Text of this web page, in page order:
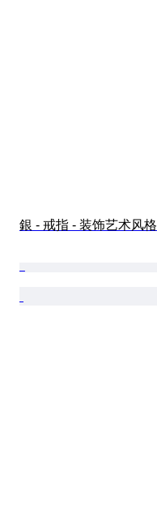
銀 - 戒指 - 装饰艺术风格